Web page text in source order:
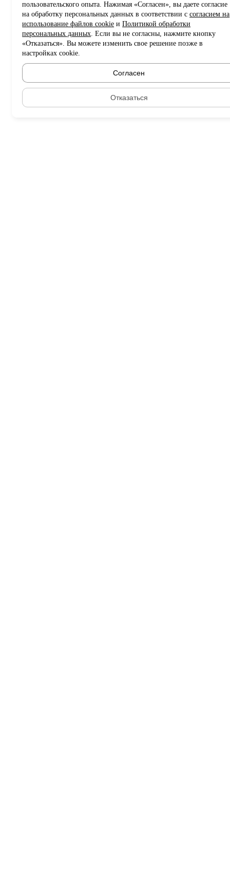
пользовательского опыта. Нажимая «Согласен», вы даете согласие
на обработку персональных данных в соответствии ссогласием на
использование файлов cookie иПолитикой обработки
персональных данных. Если вы не согласны, нажмите кнопку
«Отказаться». Вы можете изменить свое решение позже в
настройках cookie.
Согласен
Отказаться